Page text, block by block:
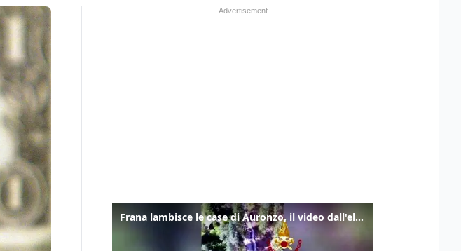
Frana lambisce le case di Auronzo, il video dall'elicottero dei vigili del fuoco